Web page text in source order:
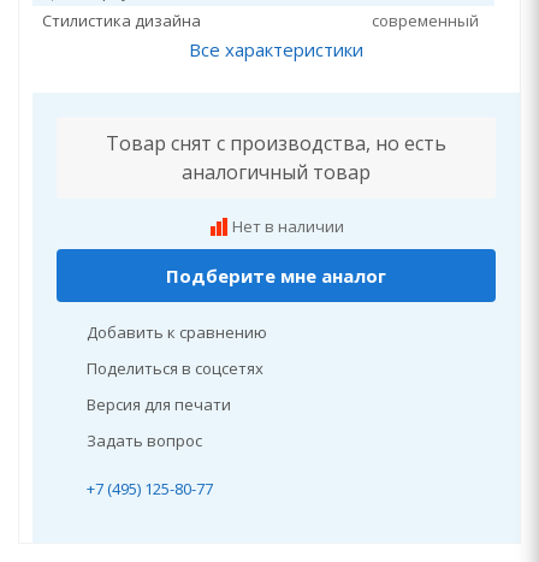
Стилистика дизайна
современный
Все характеристики
Товар снят с производства, но есть
аналогичный товар
Нет в наличии
Подберите мне аналог
Добавить к сравнению
Поделиться в соцсетях
Версия для печати
Задать вопрос
+7 (495) 125-80-77